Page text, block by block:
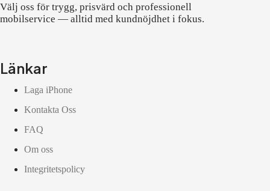
Välj oss för trygg, prisvärd och professionell
mobilservice — alltid med kundnöjdhet i fokus.
Länkar
Laga iPhone
Kontakta Oss
FAQ
Om oss
Integritetspolicy